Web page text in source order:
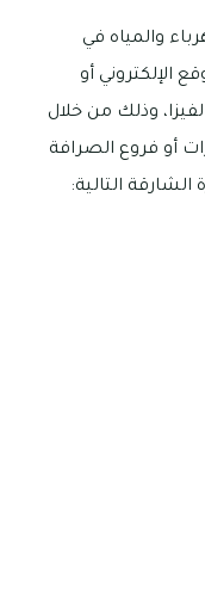
والمياه في
الإلكتروني أو
وذلك من خلال
أو فروع الصرافة
الشارقة التالية: